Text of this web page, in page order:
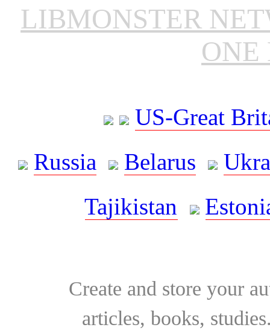
LIBMONSTER
ONE
US-Great
Russia
Belarus
Tajikistan
Create and store your
articles, books,